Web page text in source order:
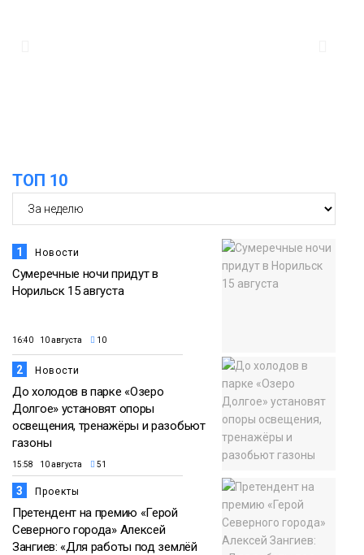
ТОП 10
1 Новости
Сумеречные ночи придут в
Норильск 15 августа
16:40 10 августа 10
2 Новости
До холодов в парке «Озеро
Долгое» установят опоры
освещения, тренажёры и разобьют
газоны
15:58 10 августа 51
3 Проекты
Претендент на премию «Герой
Северного города» Алексей
Зангиев: «Для работы под землёй